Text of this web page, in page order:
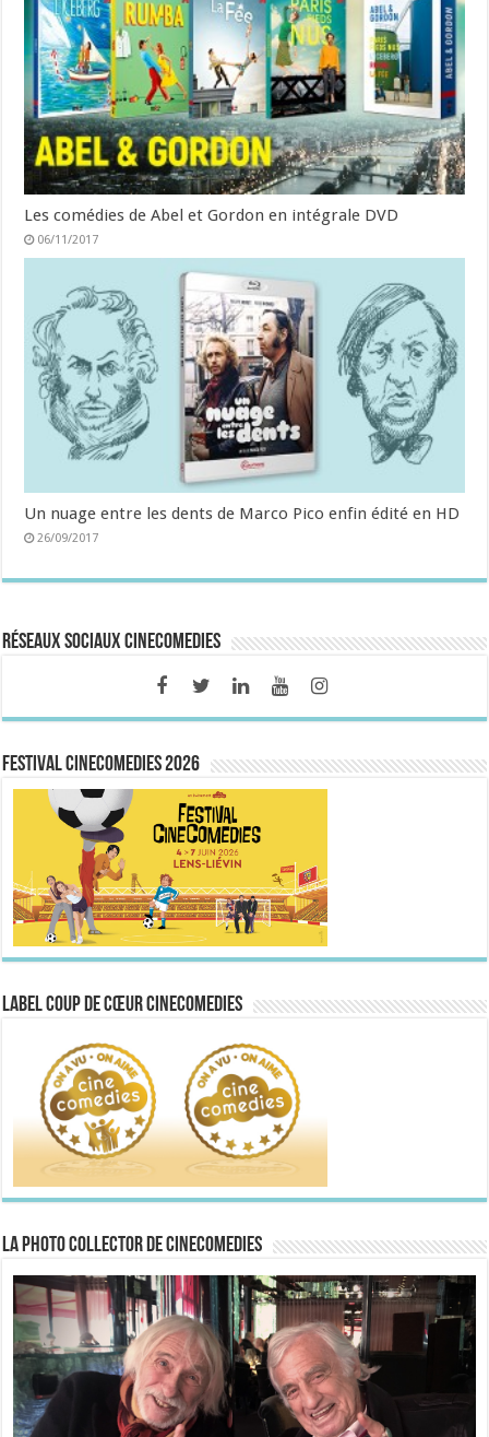
Les comédies de Abel et Gordon en intégrale DVD
06/11/2017
Un nuage entre les dents de Marco Pico enfin édité en HD
26/09/2017
Réseaux sociaux CineComedies
FESTIVAL CINECOMEDIES 2026
Label Coup de Cœur CineComedies
La Photo collector de CineComedies